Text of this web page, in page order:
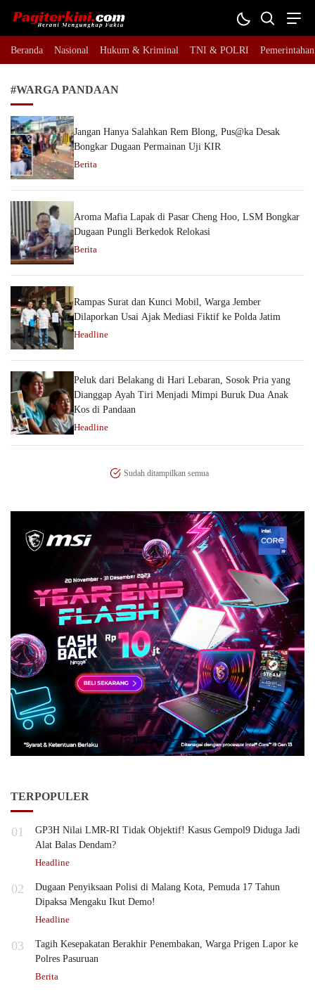
Pagiterkini.com
Berani Mengungkap Fakta
Beranda Nasional Hukum & Kriminal TNI & POLRI Pemerintahan
#WARGA PANDAAN
Jangan Hanya Salahkan Rem Blong, Pus@ka Desak
Bongkar Dugaan Permainan Uji KIR
Berita
Aroma Mafia Lapak di Pasar Cheng Hoo, LSM Bongkar
Dugaan Pungli Berkedok Relokasi
Berita
Rampas Surat dan Kunci Mobil, Warga Jember
Dilaporkan Usai Ajak Mediasi Fiktif ke Polda Jatim
Headline
Peluk dari Belakang di Hari Lebaran, Sosok Pria yang
Dianggap Ayah Tiri Menjadi Mimpi Buruk Dua Anak
Kos di Pandaan
Headline
Sudah ditampilkan semua
TERPOPULER
01
GP3H Nilai LMR-RI Tidak Objektif! Kasus Gempol9 Diduga Jadi
Alat Balas Dendam?
Headline
02
Dugaan Penyiksaan Polisi di Malang Kota, Pemuda 17 Tahun
Dipaksa Mengaku Ikut Demo!
Headline
03
Tagih Kesepakatan Berakhir Penembakan, Warga Prigen Lapor ke
Polres Pasuruan
Berita